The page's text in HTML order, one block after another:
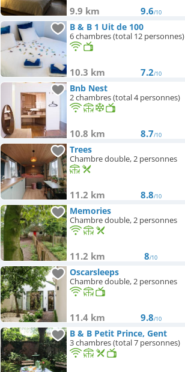
9.9 km 9.6/10
B & B 1 Uit de 100
6 chambres (total 12 personnes)
10.3 km 7.2/10
Bnb Nest
2 chambres (total 4 personnes)
10.8 km 8.7/10
Trees
Chambre double, 2 personnes
11.2 km 8.8/10
Memories
Chambre double, 2 personnes
11.2 km 8/10
Oscarsleeps
Chambre double, 2 personnes
11.4 km 9.8/10
B & B Petit Prince, Gent
3 chambres (total 7 personnes)